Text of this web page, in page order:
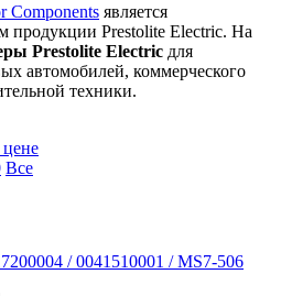
Components является
продукции Prestolite Electric. На
Prestolite Electric для
автомобилей, коммерческого
техники.
цене
Все
/ 0041510001 / MS7-506